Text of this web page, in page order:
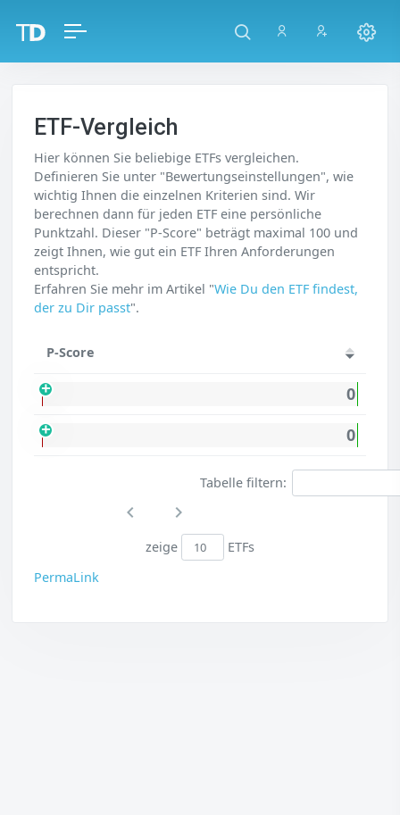
ETF-Vergleich
Hier können Sie beliebige ETFs vergleichen.
Definieren Sie unter "Bewertungseinstellungen", wie
wichtig Ihnen die einzelnen Kriterien sind. Wir
berechnen dann für jeden ETF eine persönliche
Punktzahl. Dieser "P-Score" beträgt maximal 100 und
zeigt Ihnen, wie gut ein ETF Ihren Anforderungen
entspricht.
Erfahren Sie mehr im Artikel "Wie Du den ETF findest,
der zu Dir passt".
P-Score
0
0
Tabelle filtern:
zeige
ETFs
PermaLink